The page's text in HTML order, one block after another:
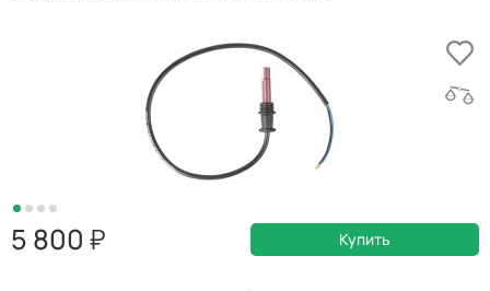
5 800 Купить